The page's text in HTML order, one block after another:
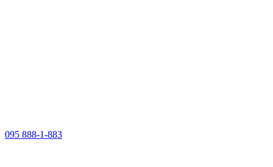
095 888-1-883